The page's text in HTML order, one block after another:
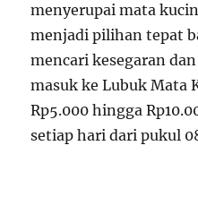
menyerupai mata
menjadi pilihan tepat
mencari kesegaran
masuk ke Lubuk Mata
Rp5.000 hingga
setiap hari dari pukul